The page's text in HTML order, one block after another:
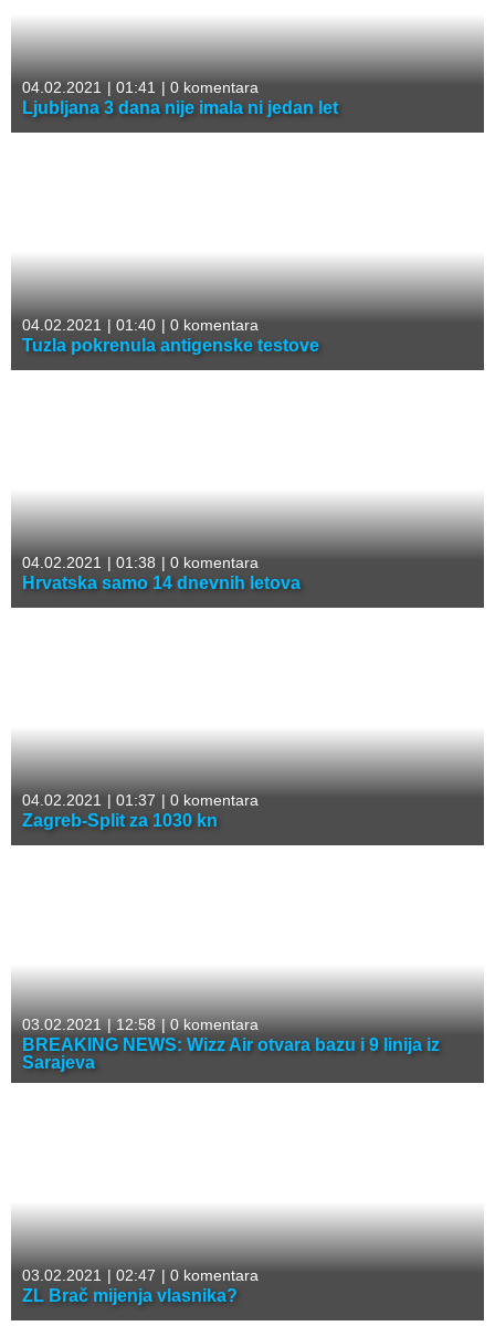
04.02.2021 | 01:41 | 0 komentara
Ljubljana 3 dana nije imala ni jedan let
04.02.2021 | 01:40 | 0 komentara
Tuzla pokrenula antigenske testove
04.02.2021 | 01:38 | 0 komentara
Hrvatska samo 14 dnevnih letova
04.02.2021 | 01:37 | 0 komentara
Zagreb-Split za 1030 kn
03.02.2021 |12:58 |0 komentara
BREAKING NEWS: Wizz Air otvara bazu i 9 linija iz
Sarajeva
03.02.2021 | 02:47 | 0 komentara
ZL Brač mijenja vlasnika?